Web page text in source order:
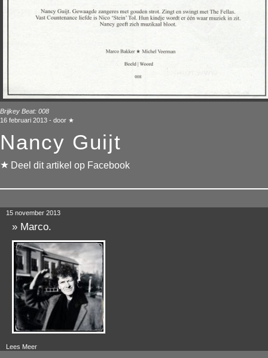
Brijkey Beat: 008
16 februari 2013 - door ★
Nancy Guijt
Deel dit artikel op Facebook
15 november 2013
» Marco.
Lees Meer